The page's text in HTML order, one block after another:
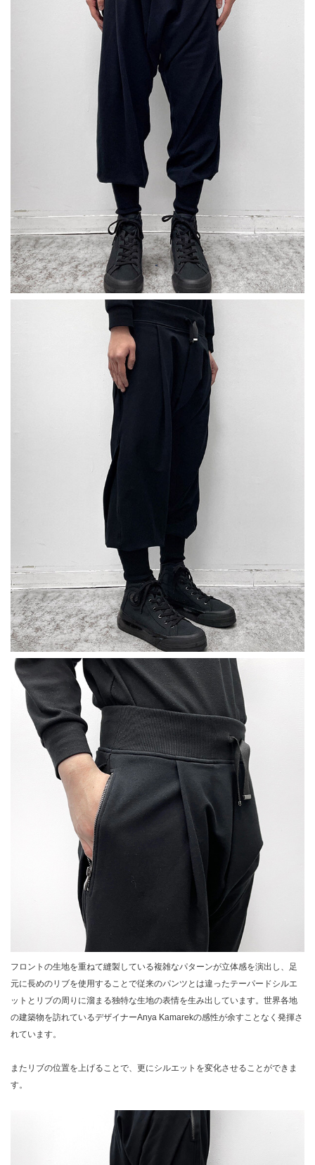
フロントの生地を重ねて縫製している複雑なパターンが立体感を演出し、足
元に長めのリブを使用することで従来のパンツとは違ったテーパードシルエ
ットとリブの周りに溜まる独特な生地の表情を生み出しています。世界各地
の建築物を訪れているデザイナーAnya Kamarekの感性が余すことなく発揮さ
れています。
またリブの位置を上げることで、更にシルエットを変化させることができま
す。